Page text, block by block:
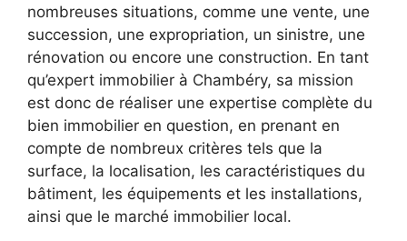
nombreuses situations, comme une vente, une
succession, une expropriation, un sinistre, une
rénovation ou encore une construction. En tant
qu’expert immobilier à Chambéry, sa mission
est donc de réaliser une expertise complète du
bien immobilier en question, en prenant en
compte de nombreux critères tels que la
surface, la localisation, les caractéristiques du
bâtiment, les équipements et les installations,
ainsi que le marché immobilier local.